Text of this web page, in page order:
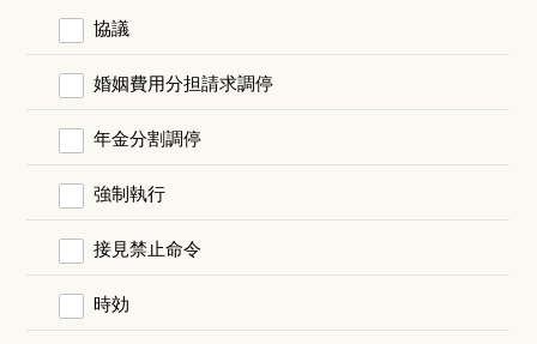
協議
婚姻費用分担請求調停
年金分割調停
強制執行
接見禁止命令
時効